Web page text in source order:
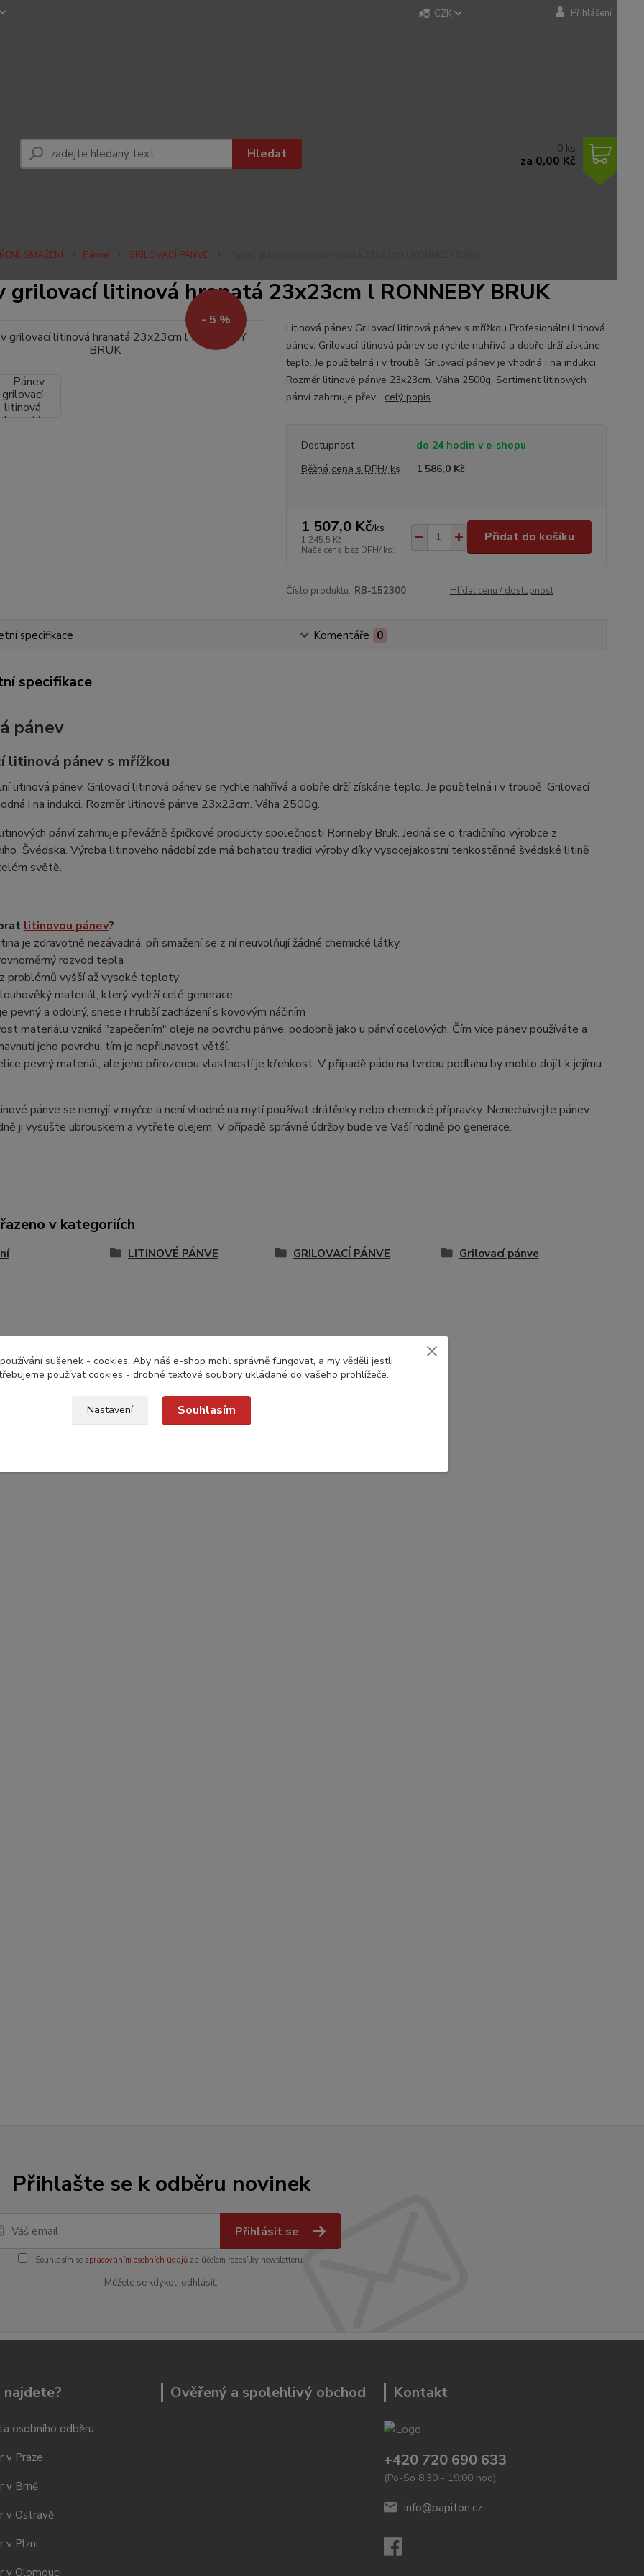
CZK Přihlášení
Hledat 0 ks
za 0,00 Kč
SMAŽENÍ Pánve GRILOVACÍ PÁNVE
grilovací litinová hranatá 23x23cm l RONNEBY BRUK
- 5 %
Litinová pánev Grilovací litinová pánev s mřížkou Profesionální litinová
pánev. Grilovací litinová pánev se rychle nahřívá a dobře drží získáne
teplo. Je použitelná i v troubě. Grilovací pánev je vhodná i na indukci.
Rozměr litinové pánve 23x23cm. Váha 2500g. Sortiment litinových
pánví zahrnuje přev... celý popis
Dostupnost
do 24 hodin v e-shopu
Běžná cena s DPH/ ks
1 586,0 Kč
1 507,0 Kč/ks
1 245,5 Kč
Naše cena bez DPH/ ks:
Přidat do košíku
Číslo produktu: RB-152300 Hlídat cenu / dostupnost
specifikace Komentáře 0
specifikace
pánev
litinová pánev s mřížkou
litinová pánev. Grilovací litinová pánev se rychle nahřívá a dobře drží získáne teplo. Je použitelná i v troubě. Grilovací
i na indukci. Rozměr litinové pánve 23x23cm. Váha 2500g.
pánví zahrnuje převážně špičkové produkty společnosti Ronneby Bruk. Jedná se o tradičního výrobce z
Švédska. Výroba litinového nádobí zde má bohatou tradici výroby díky vysocejakostní tenkostěnné švédské litině
světě.
litinovou pánev?
je zdravotně nezávadná, při smažení se z ní neuvolňují žádné chemické látky.
rozvod tepla
problémů vyšší až vysoké teploty
materiál, který vydrží celé generace
pevný a odolný, snese i hrubší zacházení s kovovým náčiním
materiálu vzniká "zapečením" oleje na povrchu pánve, podobně jako u pánví ocelových. Čím více pánev používáte a
jeho povrchu, tím je nepřilnavost větší.
pevný materiál, ale jeho přirozenou vlastností je křehkost. V případě pádu na tvrdou podlahu by mohlo dojít k jejímu
pánve se nemyjí v myčce a není vhodné na mytí používat drátěnky nebo chemické přípravky. Nenechávejte pánev
ji vysušte ubrouskem a vytřete olejem. V případě správné údržby bude ve Vaší rodině po generace.
v kategoriích
LITINOVÉ PÁNVE GRILOVACÍ PÁNVE Grilovací pánve
Přihlašte se k odběru novinek
Přihlásit se
Souhlasím se zpracováním osobních údajůza účelem rozesílky newsletteru.
Můžete se kdykoli odhlásit.
najdete?
osobního odběru
v Praze
v Brně
v Ostravě
v Plzni
v Olomouci
Ověřený a spolehlivý obchod Kontakt
+420 720 690 633
(Po-So 8:30 - 19:00 hod)
info@papiton.cz
sušenek - cookies. Aby náš e-shop mohl správně fungovat, a my věděli jestli
používat cookies - drobné textové soubory ukládané do vašeho prohlížeče.
Nastavení Souhlasím